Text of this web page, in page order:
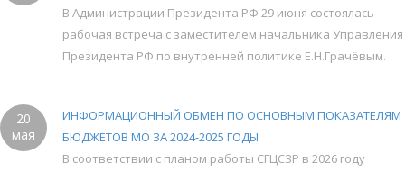
В Администрации Президента РФ 29 июня состоялась
рабочая встреча с заместителем начальника Управления
Президента РФ по внутренней политике Е.Н.Грачёвым.
20
мая
ИНФОРМАЦИОННЫЙ ОБМЕН ПО ОСНОВНЫМ ПОКАЗАТЕЛЯМ
БЮДЖЕТОВ МО ЗА 2024-2025 ГОДЫ
В соответствии с планом работы СГЦСЗР в 2026 году